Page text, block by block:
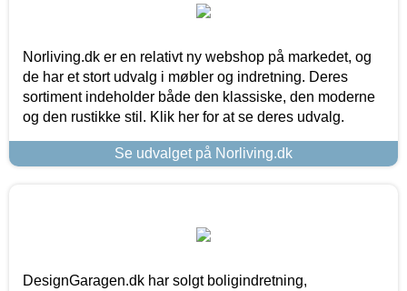
Norliving.dk er en relativt ny webshop på markedet, og
de har et stort udvalg i møbler og indretning. Deres
sortiment indeholder både den klassiske, den moderne
og den rustikke stil. Klik her for at se deres udvalg.
Se udvalget på Norliving.dk
DesignGaragen.dk har solgt boligindretning,